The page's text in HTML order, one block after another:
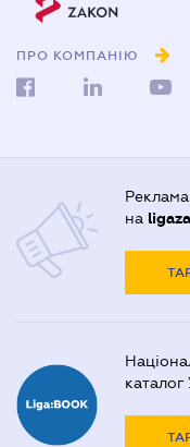
ПРО КОМПАНІЮ
Реклама
на
каталог